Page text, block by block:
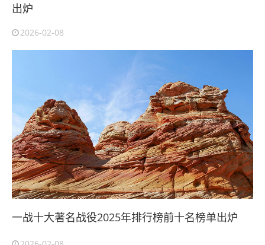
出炉
2026-02-08
一战十大著名战役2025年排行榜前十名榜单出炉